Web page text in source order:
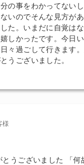
の事をわかってない
いのでそんな見方が
た。いまだに自覚は
しかったです。今日
々過ごして行きます
うございました。
様
とうございました 「何